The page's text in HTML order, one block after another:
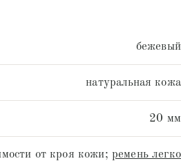
бежевый
натуральная кожа
20 мм
от кроя кожи; ремень легко